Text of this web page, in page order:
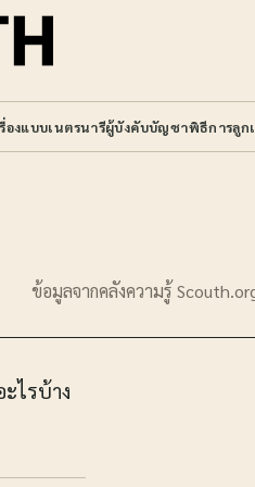
องแบบเนตรนารีผู้บังคับบัญชาพิธีการลูก
ข้อมูลจากคลังความรู้
ไรบ้าง